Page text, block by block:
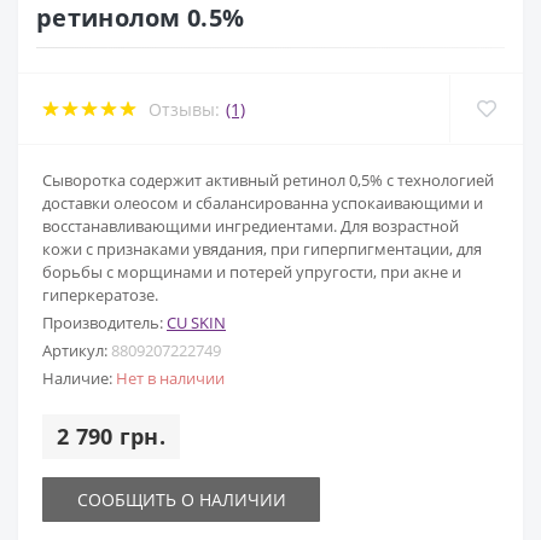
ретинолом 0.5%
Отзывы: (1)
Сыворотка содержит активный ретинол 0,5% с технологией
доставки олеосом и сбалансированна успокаивающими и
восстанавливающими ингредиентами. Для возрастной
кожи с признаками увядания, при гиперпигментации, для
борьбы с морщинами и потерей упругости, при акне и
гиперкератозе.
Производитель:CU SKIN
Артикул: 8809207222749
Наличие: Нет в наличии
2 790 грн.
СООБЩИТЬ О НАЛИЧИИ